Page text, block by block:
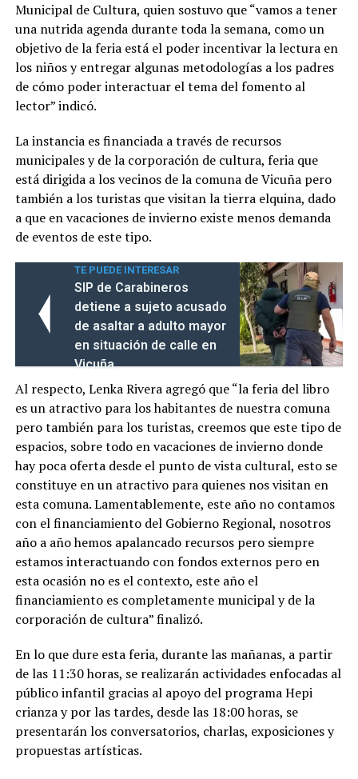
Municipal de Cultura, quien sostuvo que “vamos a tener
una nutrida agenda durante toda la semana, como un
objetivo de la feria está el poder incentivar la lectura en
los niños y entregar algunas metodologías a los padres
de cómo poder interactuar el tema del fomento al
lector” indicó.
La instancia es financiada a través de recursos
municipales y de la corporación de cultura, feria que
está dirigida a los vecinos de la comuna de Vicuña pero
también a los turistas que visitan la tierra elquina, dado
a que en vacaciones de invierno existe menos demanda
de eventos de este tipo.
TE PUEDE INTERESAR
SIP de Carabineros
detiene a sujeto acusado
de asaltar a adulto mayor
en situación de calle en
Vicuña
Al respecto, Lenka Rivera agregó que “la feria del libro
es un atractivo para los habitantes de nuestra comuna
pero también para los turistas, creemos que este tipo de
espacios, sobre todo en vacaciones de invierno donde
hay poca oferta desde el punto de vista cultural, esto se
constituye en un atractivo para quienes nos visitan en
esta comuna. Lamentablemente, este año no contamos
con el financiamiento del Gobierno Regional, nosotros
año a año hemos apalancado recursos pero siempre
estamos interactuando con fondos externos pero en
esta ocasión no es el contexto, este año el
financiamiento es completamente municipal y de la
corporación de cultura” finalizó.
En lo que dure esta feria, durante las mañanas, a partir
de las 11:30 horas, se realizarán actividades enfocadas al
público infantil gracias al apoyo del programa Hepi
crianza y por las tardes, desde las 18:00 horas, se
presentarán los conversatorios, charlas, exposiciones y
propuestas artísticas.